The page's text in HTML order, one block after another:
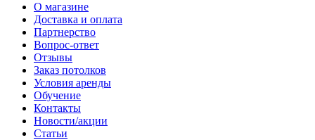
О магазине
Доставка и оплата
Партнерство
Вопрос-ответ
Отзывы
Заказ потолков
Условия аренды
Обучение
Контакты
Новости/акции
Статьи